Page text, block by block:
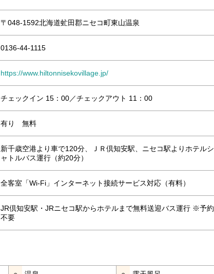
〒048-1592北海道虻田郡ニセコ町東山温泉
0136-44-1115
https://www.hiltonnisekovillage.jp/
チェックイン 15：00／チェックアウト 11：00
有り 無料
新千歳空港より車で120分、ＪＲ倶知安駅、ニセコ駅よりホテルシ
ャトルバス運行（約20分）
全客室「Wi-Fi」インターネット接続サービス対応（有料）
JR倶知安駅・JRニセコ駅からホテルまで無料送迎バス運行 ※予約
不要